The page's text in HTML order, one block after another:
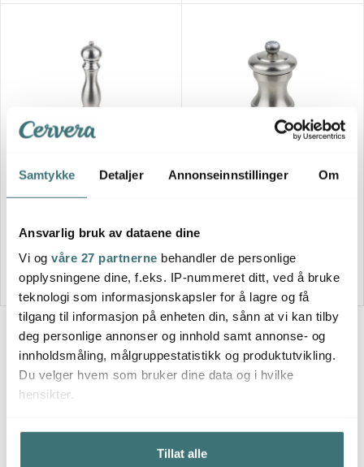
Samtykke Detaljer Annonseinnstillinger Om
Ansvarlig bruk av dataene dine
Vi og våre 27 partnerne behandler de personlige
opplysningene dine, f.eks. IP-nummeret ditt, ved å bruke
teknologi som informasjonskapsler for å lagre og få
tilgang til informasjon på enheten din, sånn at vi kan tilby
deg personlige annonser og innhold samt annonse- og
innholdsmåling, målgruppestatistikk og produktutvikling.
Du velger hvem som bruker dine data og i hvilke
hensikter.
Hvis du gir oss lov, vil vi også gjerne:
Innhente informasjon om den geografiske
Tillat alle
Paris Chef u´select saltkvern
30 cm rustfritt stål
1429 kr
Bistro chef saltkvern 10 cm
719 kr
18 av 18 produkter